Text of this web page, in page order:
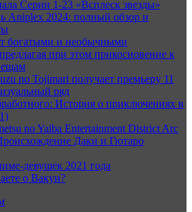
Серии 1-23 «Всплеск звезды»
Aniplex 2024: полный обзор и
богатыми и необычными
при этом прикосновение к
no Tojimari получает премьеру 11
ряд
История о приключениях в
no Yaiba Entertainment District Arc
Даки и Гютаро
девушек 2021 года
о Вакуи?